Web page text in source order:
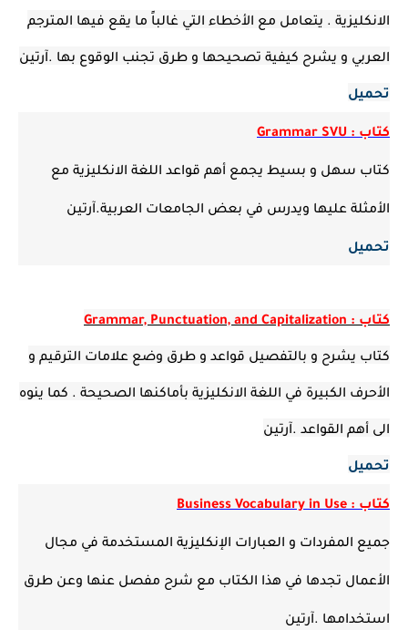
الانكليزية . يتعامل مع الأخطاء التي غالباً ما يقع فيها المترجم
العربي و يشرح كيفية تصحيحها و طرق تجنب الوقوع بها .آرتين
تحميل
كتاب : Grammar SVU
كتاب سهل و بسيط يجمع أهم قواعد اللغة الانكليزية مع
الأمثلة عليها ويدرس في بعض الجامعات العربية.آرتين
تحميل
كتاب : Grammar, Punctuation, and Capitalization
كتاب يشرح و بالتفصيل قواعد و طرق وضع علامات الترقيم و
الأحرف الكبيرة في اللغة الانكليزية بأماكنها الصحيحة . كما ينوه
الى أهم القواعد .آرتين
تحميل
كتاب : Business Vocabulary in Use
جميع المفردات و العبارات الإنكليزية المستخدمة في مجال
الأعمال تجدها في هذا الكتاب مع شرح مفصل عنها وعن طرق
استخدامها .آرتين